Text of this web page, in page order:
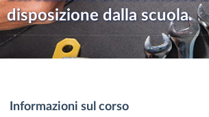
disposizione dalla scuola.
Informazioni sul corso